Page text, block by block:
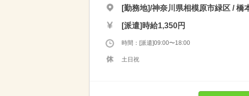
[勤務地]/神奈川県相模原市緑区 / 橋
[派遣]時給1,350円
時間：[派遣]09:00〜18:00
土日祝